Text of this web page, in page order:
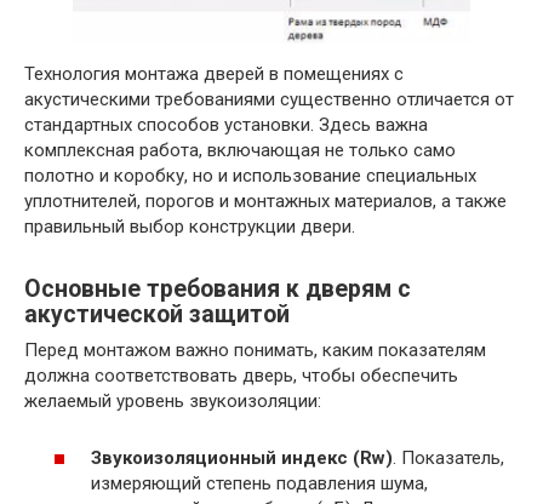
Технология монтажа дверей в помещениях с
акустическими требованиями существенно отличается от
стандартных способов установки. Здесь важна
комплексная работа, включающая не только само
полотно и коробку, но и использование специальных
уплотнителей, порогов и монтажных материалов, а также
правильный выбор конструкции двери.
Основные требования к дверям с
акустической защитой
Перед монтажом важно понимать, каким показателям
должна соответствовать дверь, чтобы обеспечить
желаемый уровень звукоизоляции:
Звукоизоляционный индекс (Rw). Показатель,
измеряющий степень подавления шума,